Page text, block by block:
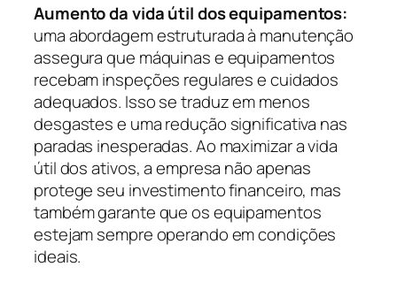
Aumento da vida útil dos equipamentos:
uma abordagem estruturada à manutenção
assegura que máquinas e equipamentos
recebam inspeções regulares e cuidados
adequados. Isso se traduz em menos
desgastes e uma redução significativa nas
paradas inesperadas. Ao maximizar a vida
útil dos ativos, a empresa não apenas
protege seu investimento financeiro, mas
também garante que os equipamentos
estejam sempre operando em condições
ideais.